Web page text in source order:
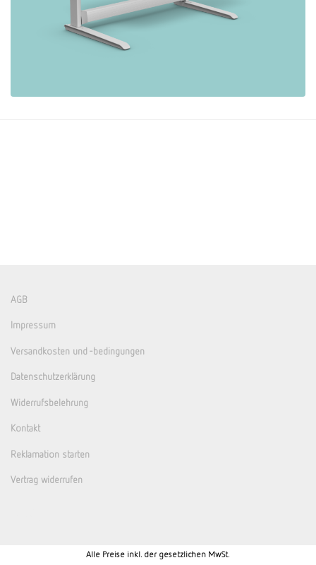
AGB
Impressum
Versandkosten und -bedingungen
Datenschutzerklärung
Widerrufsbelehrung
Kontakt
Reklamation starten
Vertrag widerrufen
Alle Preise inkl. der gesetzlichen MwSt.